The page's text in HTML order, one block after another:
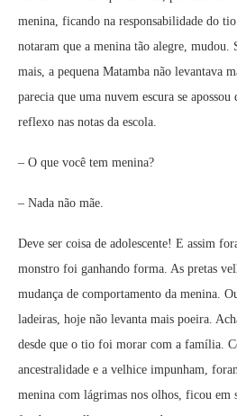
menina, ficando na responsabilidade do
notaram que a menina tão alegre, mudou.
mais, a pequena Matamba não levantava
parecia que uma nuvem escura se
reflexo nas notas da escola.
– O que você tem menina?
– Nada não mãe.
Deve ser coisa de adolescente! E assim
monstro foi ganhando forma. As pretas
mudança de comportamento da menina.
ladeiras, hoje não levanta mais poeira.
desde que o tio foi morar com a família.
ancestralidade e a velhice impunham,
menina com lágrimas nos olhos, ficou em